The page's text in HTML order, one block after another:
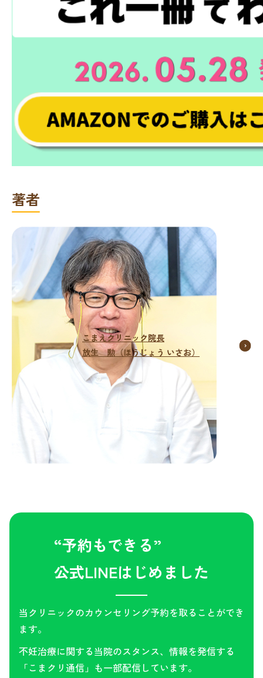
著者
こまえクリニック院長
放生 勲（ほうじょう いさお）
“予約もできる”
公式LINEはじめました
当クリニックのカウンセリング予約を取ることができ
ます。
不妊治療に関する当院のスタンス、情報を発信する
「こまクリ通信」も一部配信しています。